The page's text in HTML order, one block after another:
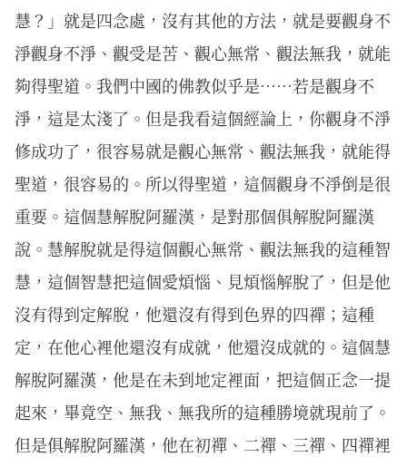
慧？」就是四念處，沒有其他的方法，就是要觀身不
淨觀身不淨、觀受是苦、觀心無常、觀法無我，就能
夠得聖道。我們中國的佛教似乎是……若是觀身不
淨，這是太淺了。但是我看這個經論上，你觀身不淨
修成功了，很容易就是觀心無常、觀法無我，就能得
聖道，很容易的。所以得聖道，這個觀身不淨倒是很
重要。這個慧解脫阿羅漢，是對那個俱解脫阿羅漢
說。慧解脫就是得這個觀心無常、觀法無我的這種智
慧，這個智慧把這個愛煩惱、見煩惱解脫了，但是他
沒有得到定解脫，他還沒有得到色界的四禪；這種
定，在他心裡他還沒有成就，他還沒成就的。這個慧
解脫阿羅漢，他是在未到地定裡面，把這個正念一提
起來，畢竟空、無我、無我所的這種勝境就現前了。
但是俱解脫阿羅漢，他在初禪、二禪、三禪、四禪裡